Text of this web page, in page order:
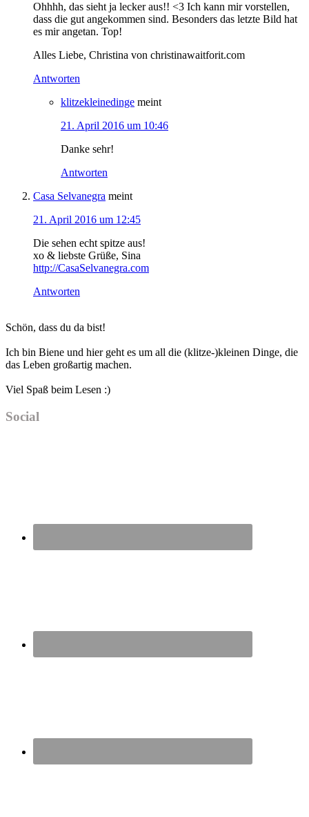
Ohhhh, das sieht ja lecker aus!! <3 Ich kann mir vorstellen,
dass die gut angekommen sind. Besonders das letzte Bild hat
es mir angetan. Top!
Alles Liebe, Christina von christinawaitforit.com
Antworten
klitzekleinedinge meint
21. April 2016 um 10:46
Danke sehr!
Antworten
Casa Selvanegra meint
21. April 2016 um 12:45
Die sehen echt spitze aus!
xo & liebste Grüße, Sina
http://CasaSelvanegra.com
Antworten
Sidebar
Schön, dass du da bist!
Ich bin Biene und hier geht es um all die (klitze-)kleinen Dinge, die
das Leben großartig machen.
Viel Spaß beim Lesen :)
Social